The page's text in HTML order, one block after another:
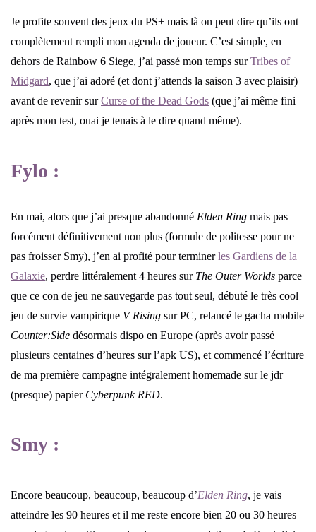
Je profite souvent des jeux du PS+ mais là on peut dire qu’ils ont
complètement rempli mon agenda de joueur. C’est simple, en
dehors de Rainbow 6 Siege, j’ai passé mon temps surTribes of
Midgard, que j’ai adoré (et dont j’attends la saison 3 avec plaisir)
avant de revenir surCurse of the Dead Gods (que j’ai même fini
après mon test, ouai je tenais à le dire quand même).
Fylo :
En mai, alors que j’ai presque abandonné Elden Ring mais pas
forcément définitivement non plus (formule de politesse pour ne
pas froisser Smy), j’en ai profité pour terminerles Gardiens de la
Galaxie, perdre littéralement 4 heures sur The Outer Worlds parce
que ce con de jeu ne sauvegarde pas tout seul, débuté le très cool
jeu de survie vampirique V Rising sur PC, relancé le gacha mobile
Counter:Side désormais dispo en Europe (après avoir passé
plusieurs centaines d’heures sur l’apk US), et commencé l’écriture
de ma première campagne intégralement homemade sur le jdr
(presque) papier Cyberpunk RED.
Smy :
Encore beaucoup, beaucoup, beaucoup d’Elden Ring, je vais
atteindre les 90 heures et il me reste encore bien 20 ou 30 heures